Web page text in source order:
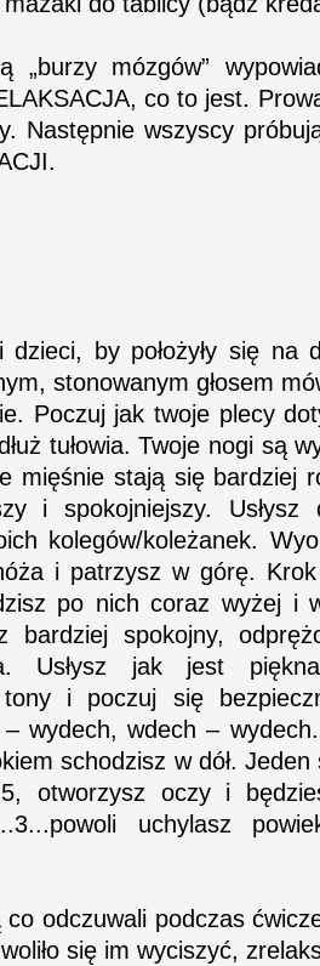
„burzy mózgów”
co to jest.
Następnie wszyscy
dzieci, by położyły się na
stonowanym głosem
Poczuj jak twoje plecy
tułowia. Twoje nogi są
mięśnie stają się bardziej
i spokojniejszy. Usłysz
kolegów/koleżanek.
i patrzysz w górę.
po nich coraz wyżej i
bardziej spokojny,
Usłysz jak jest
tony i poczuj się
wydech, wdech –
schodzisz w dół.
otworzysz oczy i
uchylasz
co odczuwali podczas
się im wyciszyć,